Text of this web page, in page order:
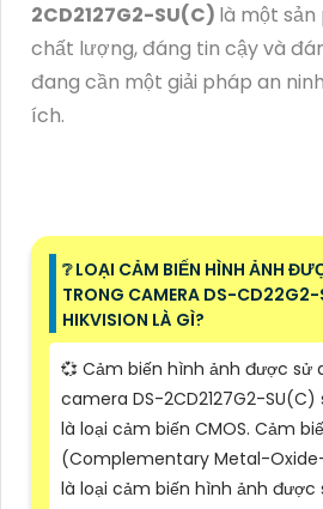
2CD2127G2-SU(C) là một
chất lượng, đáng tin cậy và
đang cần một giải pháp an
ích.
❔ LOẠI CẢM BIẾN HÌNH ẢNH
TRONG CAMERA DS-CD22G2-
HIKVISION LÀ GÌ?
💞 Cảm biến hình ảnh được sử
camera DS-2CD2127G2-SU(C)
là loại cảm biến CMOS. Cảm
(Complementary Metal-
là loại cảm biến hình ảnh được